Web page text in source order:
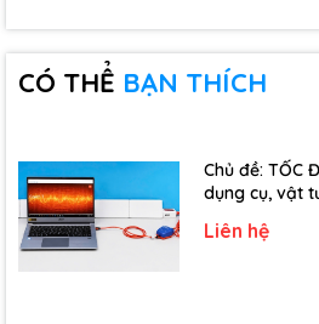
CÓ THỂ BẠN THÍCH
Chủ đề: TỐC
dụng cụ, vật
Liên hệ